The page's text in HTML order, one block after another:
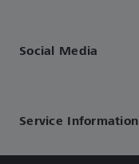
Social Media
Service Information